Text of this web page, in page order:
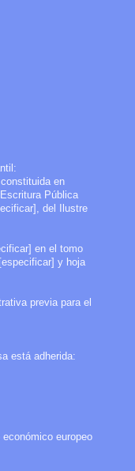
en
Pública
del Ilustre
en el tomo
y hoja
previa para el
está adherida:
europeo